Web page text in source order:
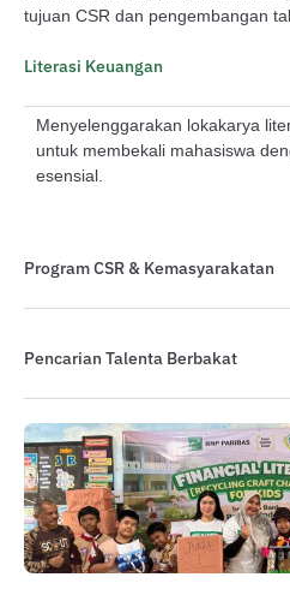
tujuan CSR dan pengembangan
Literasi Keuangan
Menyelenggarakan lokakarya
untuk membekali mahasiswa
esensial.
Program CSR & Kemasyarakatan
Pencarian Talenta Berbakat